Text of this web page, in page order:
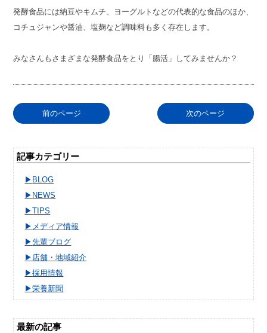
発酵食品には納豆やキムチ、ヨーグルトなどの代表的な食品のほか、
コチュジャンや醤油、塩麹など調味料も多く存在します。
みなさんもさまざまな発酵食品をとり「腸活」してみませんか？
前のページ 次のページ
記事カテゴリー
BLOG
NEWS
TIPS
メディア情報
先輩ブログ
店舗・地域紹介
採用情報
栄養新聞
最新の記事